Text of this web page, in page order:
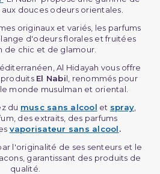
douces odeurs orientales.
originaux et variés, les parfums
d'odeurs florales et fruitées
de chic et de glamour.
Al Hidayah vous offre
El Nabil, renommés pour
monde musulman et oriental.
du musc sans alcool et spray
des extraits, des parfums
vaporisateur sans alcool.
l'originalité de ses senteurs et le
garantissant des produits de
qualité.